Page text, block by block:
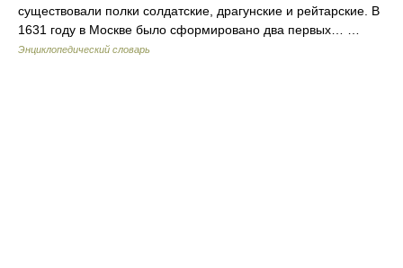
существовали полки солдатские, драгунские и рейтарские. В
1631 году в Москве было сформировано два первых… …
Энциклопедический словарь